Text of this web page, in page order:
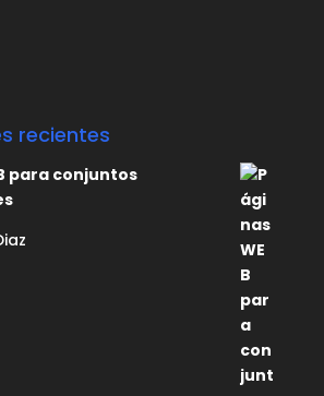
recientes
para conjuntos